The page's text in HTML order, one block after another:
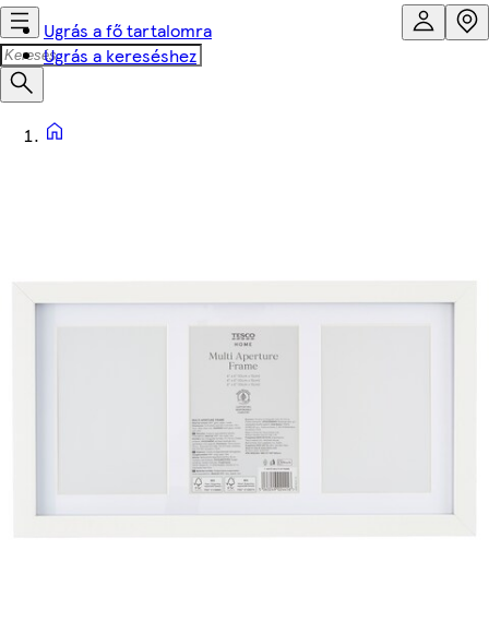
Ugrás a fő tartalomra
Ugrás a kereséshez